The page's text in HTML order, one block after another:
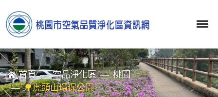
首頁 空品淨化區
桃園
🌳虎頭山環保公園